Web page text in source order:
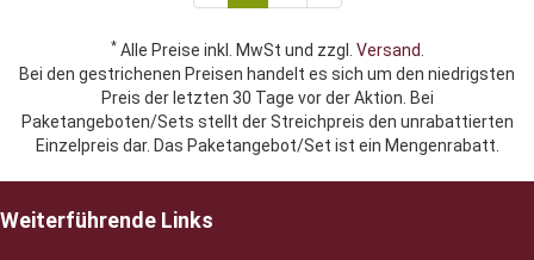
*Alle Preise inkl. MwSt und zzgl. Versand.
Bei den gestrichenen Preisen handelt es sich um den niedrigsten
Preis der letzten 30 Tage vor der Aktion. Bei
Paketangeboten/Sets stellt der Streichpreis den unrabattierten
Einzelpreis dar. Das Paketangebot/Set ist ein Mengenrabatt.
Weiterführende Links